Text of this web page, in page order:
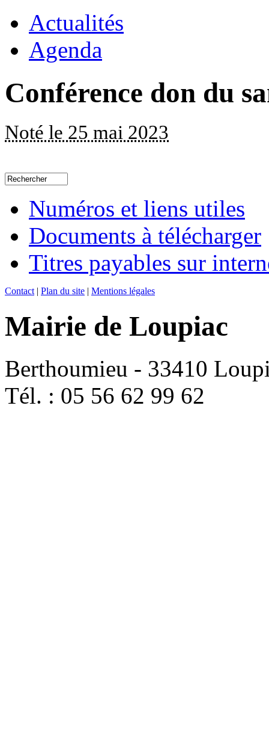
Actualités
Agenda
Conférence don du
Noté le 25 mai 2023
Numéros et liens utiles
Documents à télécharger
Titres payables sur
Contact | Plan du site | Mentions légales
Mairie de Loupiac
Berthoumieu - 33410
Tél. : 05 56 62 99 62